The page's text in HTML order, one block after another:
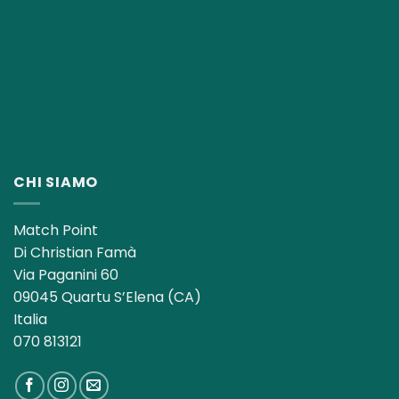
CHI SIAMO
Match Point
Di Christian Famà
Via Paganini 60
09045 Quartu S’Elena (CA)
Italia
070 813121